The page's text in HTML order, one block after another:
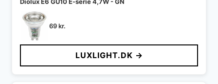
Diolux E6 GU10 E-serie 4,7W - GN
69kr.
LUXLIGHT.DK →